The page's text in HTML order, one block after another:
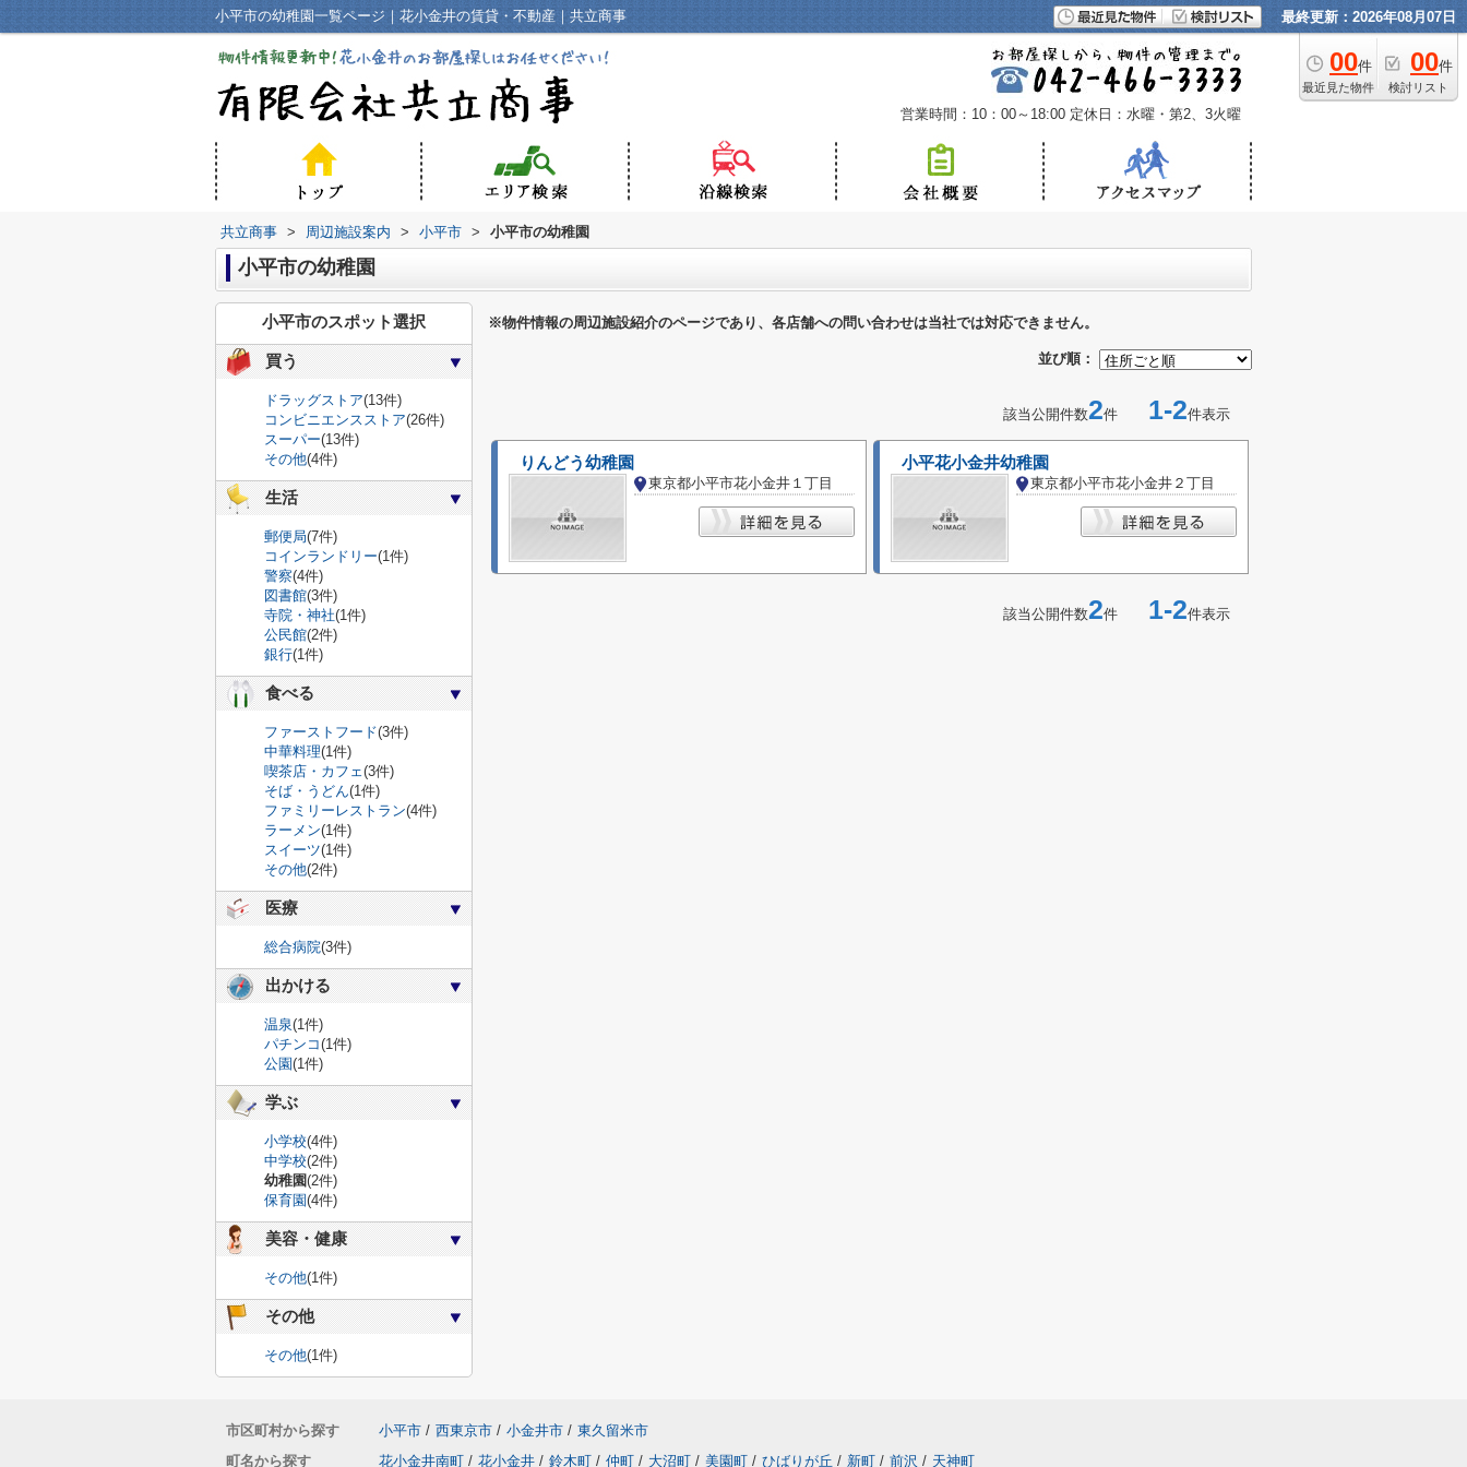
小平市の幼稚園一覧ページ｜花小金井の賃貸・不動産｜共立商事 最終更新：2026年08月07日
00件
最近見た物件
00件
検討リスト
営業時間：10：00～18:00 定休日：水曜・第2、3火曜
共立商事 > 周辺施設案内 > 小平市 > 小平市の幼稚園
小平市の幼稚園
※物件情報の周辺施設紹介のページであり、各店舗への問い合わせは当社では対応できません。
並び順：
該当公開件数2件 1-2件表示
りんどう幼稚園
東京都小平市花小金井１丁目
小平花小金井幼稚園
東京都小平市花小金井２丁目
該当公開件数2件 1-2件表示
小平市のスポット選択
買う
ドラッグストア(13件)
コンビニエンスストア(26件)
スーパー(13件)
その他(4件)
生活
郵便局(7件)
コインランドリー(1件)
警察(4件)
図書館(3件)
寺院・神社(1件)
公民館(2件)
銀行(1件)
食べる
ファーストフード(3件)
中華料理(1件)
喫茶店・カフェ(3件)
そば・うどん(1件)
ファミリーレストラン(4件)
ラーメン(1件)
スイーツ(1件)
その他(2件)
医療
総合病院(3件)
出かける
温泉(1件)
パチンコ(1件)
公園(1件)
学ぶ
小学校(4件)
中学校(2件)
幼稚園(2件)
保育園(4件)
美容・健康
その他(1件)
その他
その他(1件)
市区町村から探す 小平市 / 西東京市 / 小金井市 / 東久留米市
町名から探す
花小金井南町 / 花小金井 / 鈴木町 / 仲町 / 大沼町 / 美園町 / ひばりが丘 / 新町 / 前沢 / 天神町